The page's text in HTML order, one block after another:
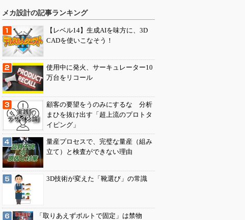
メカ設計の記事ランキング
【レベル14】生成AIを味方に、3D
CADを使いこなそう！
使用中に発火、サーキュレーター10
万台をリコール
顧客の要望をうのみにするな 分析
まひを抜け出す「超上流のプロトタ
イピング」
量産プロセスで、完璧な量産（組み
立て）と検査ができない理由
3D技術が変えた「靴選び」の常識
「取りあえずボルトで固定」は禁物